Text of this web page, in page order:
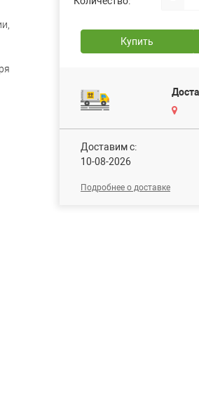
Купить
Доставим c:
10-08-2026
Подробнее о доставке